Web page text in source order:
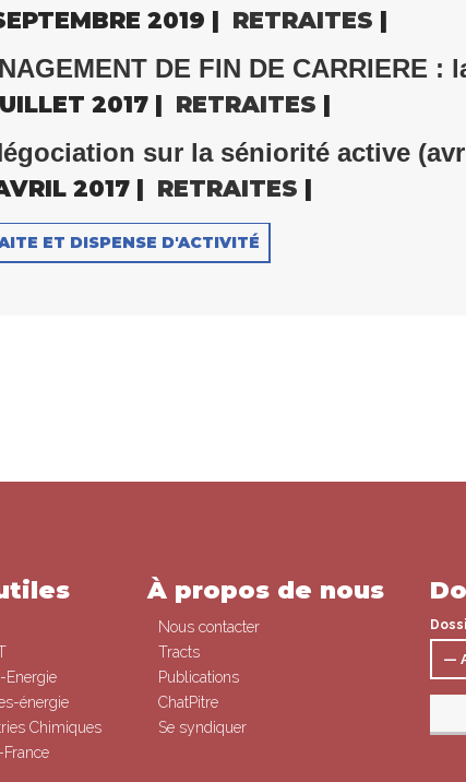
2019 | RETRAITES |
DE FIN DE CARRIERE
2017 | RETRAITES |
sur la séniorité active
2017 | RETRAITES |
ET DISPENSE D'ACTIVITÉ
Energie
énergie
Chimiques
À propos de nous
Nous contacter
Tracts
Publications
ChatPitre
Se syndiquer